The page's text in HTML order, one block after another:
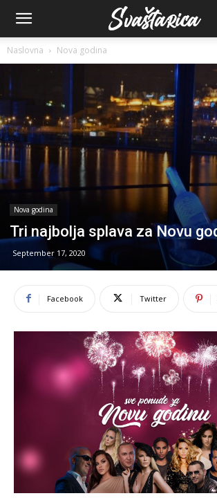
Naslovna Nova godina
Nova godina
Tri najbolja splava za Novu
September 17, 2020
Facebook Twitter